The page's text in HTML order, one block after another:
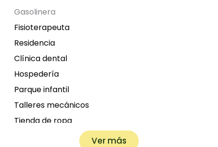
Cercanía a la Bardena aragonesa
Fuente Vieja
Lavadero y abrevadero
Gasolinera
Fisioterapeuta
Residencia
Clínica dental
Hospedería
Parque infantil
Talleres mecánicos
Tienda de ropa
Empresas de construcción
Ver más